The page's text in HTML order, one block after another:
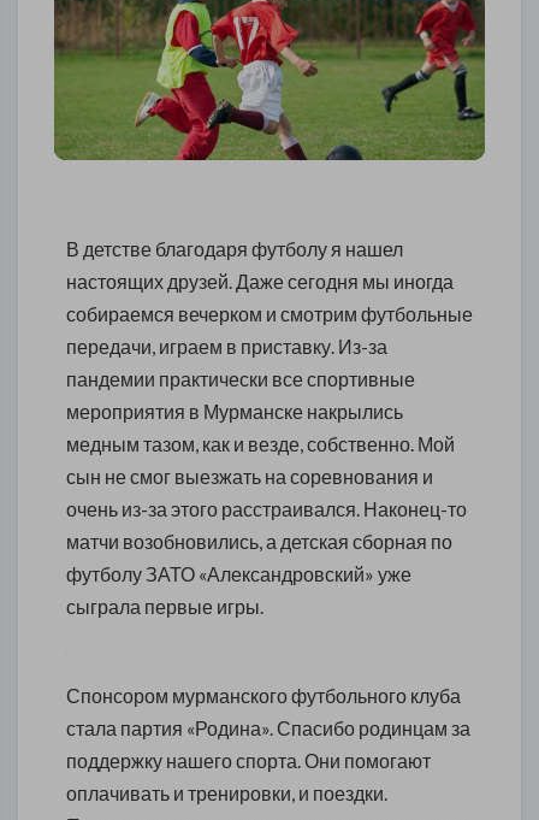
В детстве благодаря футболу я нашел
настоящих друзей. Даже сегодня мы иногда
собираемся вечерком и смотрим футбольные
передачи, играем в приставку. Из-за
пандемии практически все спортивные
мероприятия в Мурманске накрылись
медным тазом, как и везде, собственно. Мой
сын не смог выезжать на соревнования и
очень из-за этого расстраивался. Наконец-то
матчи возобновились, а детская сборная по
футболу ЗАТО «Александровский» уже
сыграла первые игры.
Спонсором мурманского футбольного клуба
стала партия «Родина». Спасибо родинцам за
поддержку нашего спорта. Они помогают
оплачивать и тренировки, и поездки.